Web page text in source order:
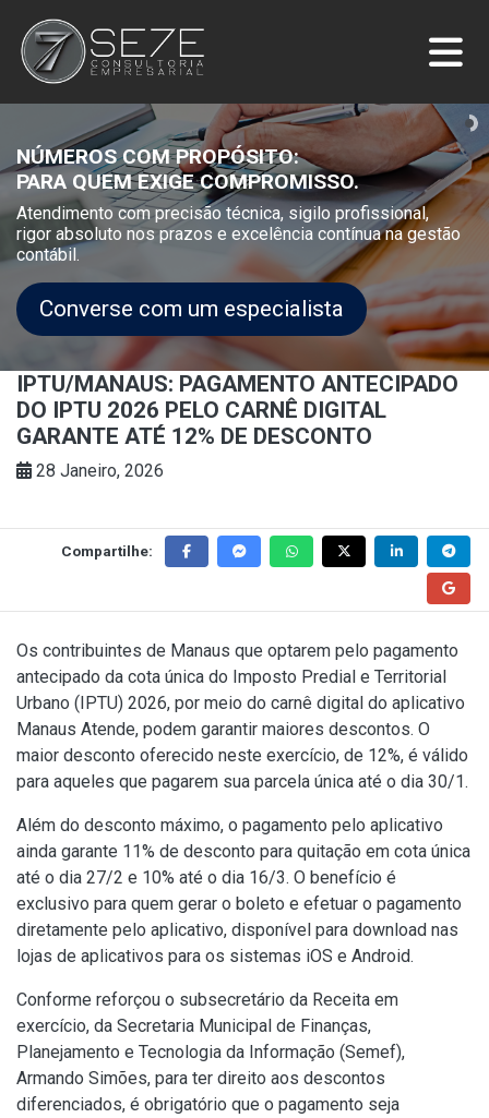
NÚMEROS COM PROPÓSITO:
PARA QUEM EXIGE COMPROMISSO.
Atendimento com precisão técnica, sigilo profissional,
rigor absoluto nos prazos e excelência contínua na gestão
contábil.
Converse com um especialista
IPTU/MANAUS: PAGAMENTO ANTECIPADO
DO IPTU 2026 PELO CARNÊ DIGITAL
GARANTE ATÉ 12% DE DESCONTO
28 Janeiro, 2026
Compartilhe:
Os contribuintes de Manaus que optarem pelo pagamento
antecipado da cota única do Imposto Predial e Territorial
Urbano (IPTU) 2026, por meio do carnê digital do aplicativo
Manaus Atende, podem garantir maiores descontos. O
maior desconto oferecido neste exercício, de 12%, é válido
para aqueles que pagarem sua parcela única até o dia 30/1.
Além do desconto máximo, o pagamento pelo aplicativo
ainda garante 11% de desconto para quitação em cota única
até o dia 27/2 e 10% até o dia 16/3. O benefício é
exclusivo para quem gerar o boleto e efetuar o pagamento
diretamente pelo aplicativo, disponível para download nas
lojas de aplicativos para os sistemas iOS e Android.
Conforme reforçou o subsecretário da Receita em
exercício, da Secretaria Municipal de Finanças,
Planejamento e Tecnologia da Informação (Semef),
Armando Simões, para ter direito aos descontos
diferenciados, é obrigatório que o pagamento seja